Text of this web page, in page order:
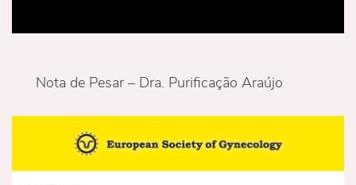
Nota de Pesar – Dra. Purificação Araújo